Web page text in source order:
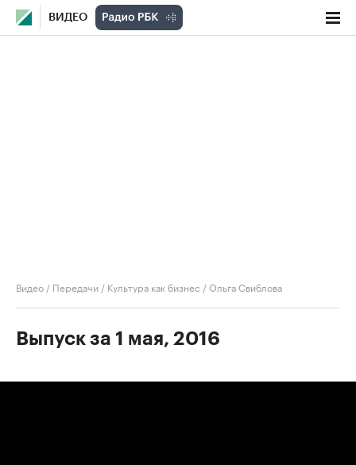
ВИДЕО
Видео / Передачи / Культура как бизнес /Ольга Свиблова
Выпуск за 1 мая, 2016